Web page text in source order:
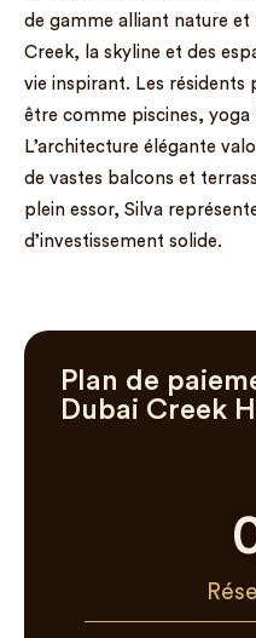
de gamme alliant nature et
Creek, la skyline et des
vie inspirant. Les résidents
être comme piscines,
L’architecture élégante
de vastes balcons et
plein essor, Silva
d’investissement solide.
Plan de
Dubai Creek